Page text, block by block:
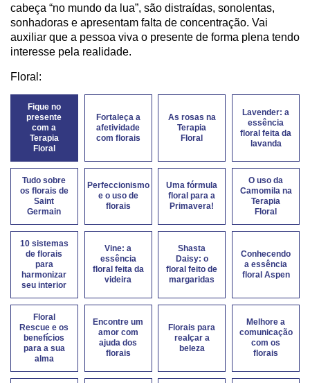
cabeça “no mundo da lua”, são distraídas, sonolentas,
sonhadoras e apresentam falta de concentração. Vai
auxiliar que a pessoa viva o presente de forma plena tendo
interesse pela realidade.
Floral:
Fique no
presente
com a
Terapia
Floral
Fortaleça a
afetividade
com florais
As rosas na
Terapia
Floral
Lavender: a
essência
floral feita da
lavanda
Tudo sobre
os florais de
Saint
Germain
Perfeccionismo
e o uso de
florais
Uma fórmula
floral para a
Primavera!
O uso da
Camomila na
Terapia
Floral
10 sistemas
de florais
para
harmonizar
seu interior
Vine: a
essência
floral feita da
videira
Shasta
Daisy: o
floral feito de
margaridas
Conhecendo
a essência
floral Aspen
Floral
Rescue e os
benefícios
para a sua
alma
Encontre um
amor com
ajuda dos
florais
Florais para
realçar a
beleza
Melhore a
comunicação
com os
florais